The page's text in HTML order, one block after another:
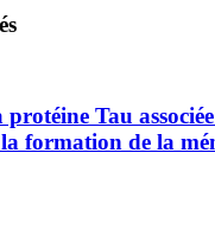
Tau
formation de la